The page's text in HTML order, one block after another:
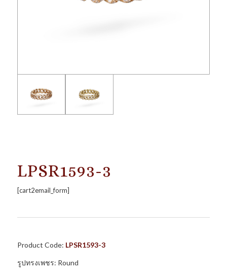
LPSR1593-3
[cart2email_form]
Product Code: LPSR1593-3
รูปทรงเพชร: Round